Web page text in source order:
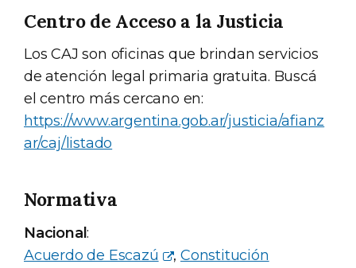
Centro de Acceso a la Justicia
Los CAJ son oficinas que brindan servicios
de atención legal primaria gratuita. Buscá
el centro más cercano en:
https://www.argentina.gob.ar/justicia/afianz
ar/caj/listado
Normativa
Nacional:
Acuerdo de Escazú
,Constitución